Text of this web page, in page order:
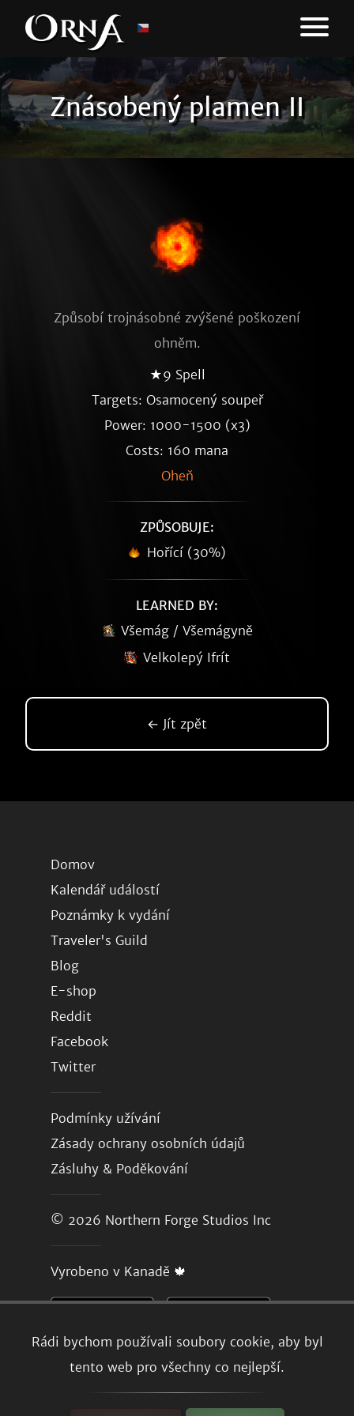
Znásobený plamen II
Rádi bychom používali soubory cookie, aby byl
tento web pro všechny co nejlepší.
Způsobí trojnásobné zvýšené poškození
ohněm.
★9 Spell
Targets: Osamocený soupeř
Power: 1000-1500 (x3)
Costs: 160 mana
Oheň
ZPŮSOBUJE:
Hořící (30%)
LEARNED BY:
Všemág / Všemágyně
Velkolepý Ifrít
← Jít zpět
Domov
Kalendář událostí
Poznámky k vydání
Traveler's Guild
Blog
E-shop
Reddit
Facebook
Twitter
Podmínky užívání
Zásady ochrany osobních údajů
Zásluhy & Poděkování
© 2026 Northern Forge Studios Inc
Vyrobeno v Kanadě 🍁